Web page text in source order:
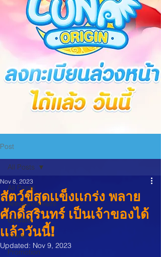
Post
All Posts
Announcement
Update
Event
Promotion
All Posts
สัตว์ขี่สุดเเข็งเเกร่ง พลาย
ศักดิ์สุรินทร์ เป็นเจ้าของได้
เเล้ววันนี้!
Nov 8, 2023
Updated: Nov 9, 2023